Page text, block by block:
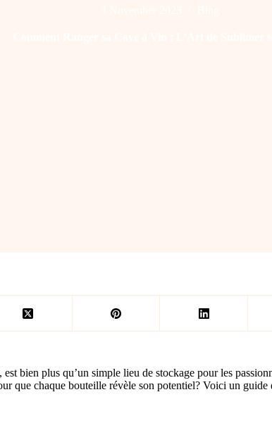
bien plus qu’un simple lieu de stockage pour les
que chaque bouteille révèle son potentiel? Voici un